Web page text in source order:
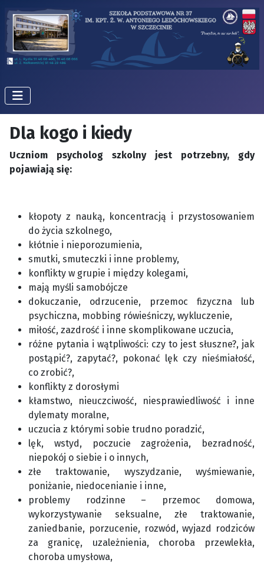
Dla kogo i kiedy
Uczniom psycholog szkolny jest potrzebny, gdy
pojawiają się:
kłopoty z nauką, koncentracją i przystosowaniem
do życia szkolnego,
kłótnie i nieporozumienia,
smutki, smuteczki i inne problemy,
konflikty w grupie i między kolegami,
mają myśli samobójcze
dokuczanie, odrzucenie, przemoc fizyczna lub
psychiczna, mobbing rówieśniczy, wykluczenie,
miłość, zazdrość i inne skomplikowane uczucia,
różne pytania i wątpliwości: czy to jest słuszne?, jak
postąpić?, zapytać?, pokonać lęk czy nieśmiałość,
co zrobić?,
konflikty z dorosłymi
kłamstwo, nieuczciwość, niesprawiedliwość i inne
dylematy moralne,
uczucia z którymi sobie trudno poradzić,
lęk, wstyd, poczucie zagrożenia, bezradność,
niepokój o siebie i o innych,
złe traktowanie, wyszydzanie, wyśmiewanie,
poniżanie, niedocenianie i inne,
problemy rodzinne – przemoc domowa,
wykorzystywanie seksualne, złe traktowanie,
zaniedbanie, porzucenie, rozwód, wyjazd rodziców
za granicę, uzależnienia, choroba przewlekła,
choroba umysłowa,